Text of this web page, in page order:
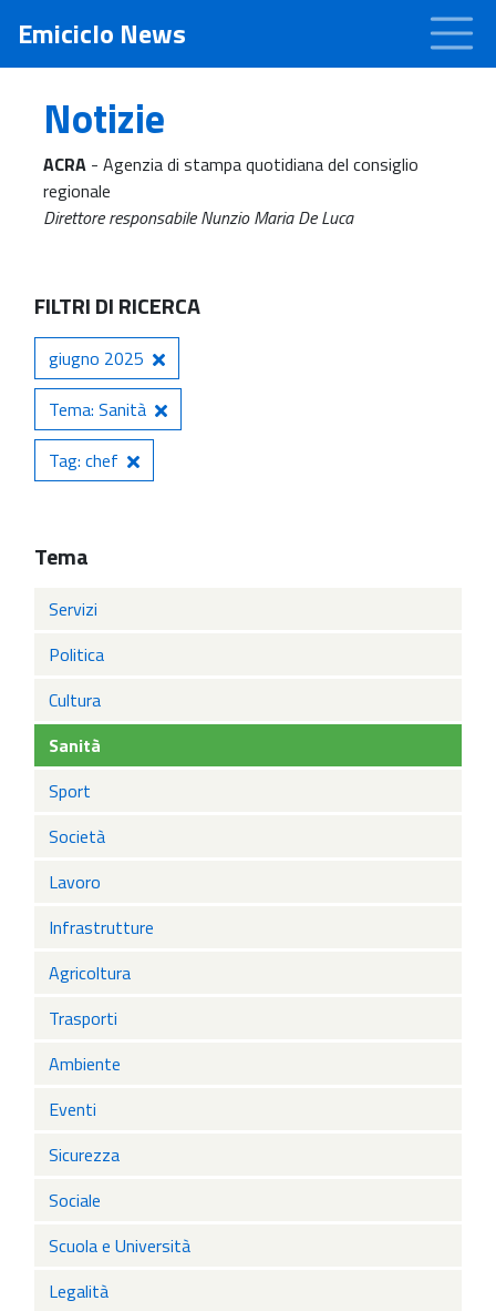
Emiciclo News
Notizie
ACRA - Agenzia di stampa quotidiana del consiglio
regionale
Direttore responsabile Nunzio Maria De Luca
FILTRI DI RICERCA
giugno 2025
Tema: Sanità
Tag: chef
Tema
Servizi
Politica
Cultura
Sanità
Sport
Società
Lavoro
Infrastrutture
Agricoltura
Trasporti
Ambiente
Eventi
Sicurezza
Sociale
Scuola e Università
Legalità